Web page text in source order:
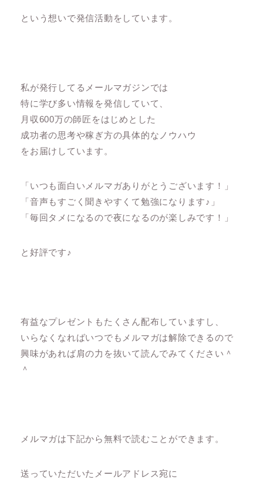
という想いで発信活動をしています。
私が発行してるメールマガジンでは
特に学び多い情報を発信していて、
月収600万の師匠をはじめとした
成功者の思考や稼ぎ方の具体的なノウハウ
をお届けしています。
「いつも面白いメルマガありがとうございます！」
「音声もすごく聞きやすくて勉強になります♪」
「毎回タメになるので夜になるのが楽しみです！」
と好評です♪
有益なプレゼントもたくさん配布していますし、
いらなくなればいつでもメルマガは解除できるので
興味があれば肩の力を抜いて読んでみてください＾
＾
メルマガは下記から無料で読むことができます。
送っていただいたメールアドレス宛に